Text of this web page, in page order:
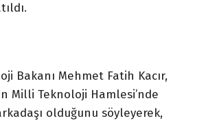
Bakanı Mehmet Fatih Kacır,
Milli Teknoloji Hamlesi’nde
olduğunu söyleyerek,